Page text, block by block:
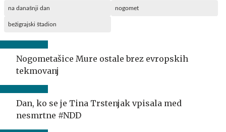
na današnji dan nogomet
bežigrajski štadion
Nogometašice Mure ostale brez evropskih
tekmovanj
Dan, ko se je Tina Trstenjak vpisala med
nesmrtne #NDD